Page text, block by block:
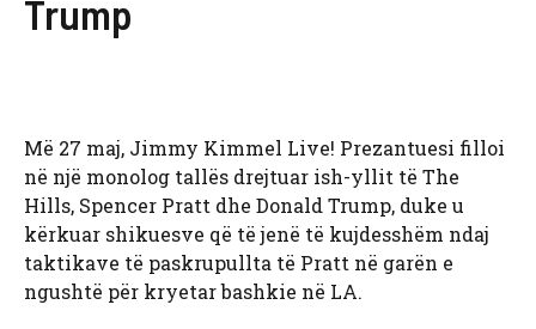
Trump
Më 27 maj, Jimmy Kimmel Live! Prezantuesi filloi
në një monolog tallës drejtuar ish-yllit të The
Hills, Spencer Pratt dhe Donald Trump, duke u
kërkuar shikuesve që të jenë të kujdesshëm ndaj
taktikave të paskrupullta të Pratt në garën e
ngushtë për kryetar bashkie në LA.